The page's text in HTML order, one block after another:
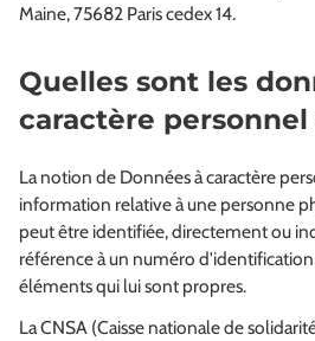
Maine, 75682 Paris cedex 14.
Quelles sont les
caractère
La notion de Données à caractère
information relative à une personne
peut être identifiée, directement ou
référence à un numéro
éléments qui lui sont propres.
La CNSA (Caisse nationale de